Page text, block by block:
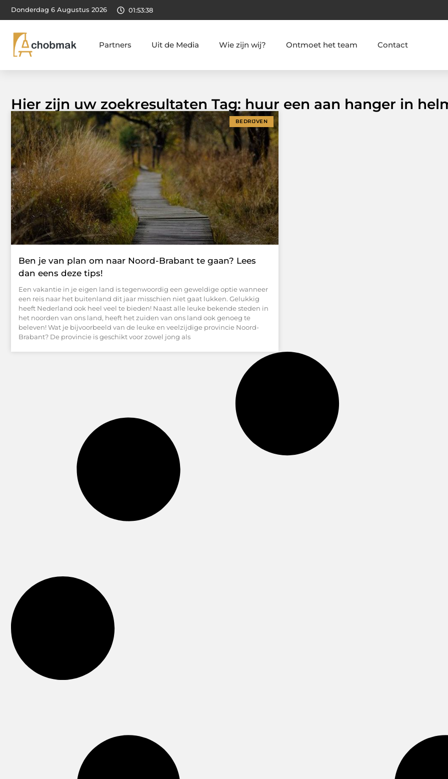
Donderdag 6 Augustus 2026 01:53:38
Partners Uit de Media Wie zijn wij? Ontmoet het team Contact
Hier zijn uw zoekresultaten Tag: huur een aan hanger in
BEDRIJVEN
Ben je van plan om naar Noord-Brabant te gaan? Lees
dan eens deze tips!
Een vakantie in je eigen land is tegenwoordig een geweldige optie wanneer
een reis naar het buitenland dit jaar misschien niet gaat lukken. Gelukkig
heeft Nederland ook heel veel te bieden! Naast alle leuke bekende steden in
het noorden van ons land, heeft het zuiden van ons land ook genoeg te
beleven! Wat je bijvoorbeeld van de leuke en veelzijdige provincie Noord-
Brabant? De provincie is geschikt voor zowel jong als